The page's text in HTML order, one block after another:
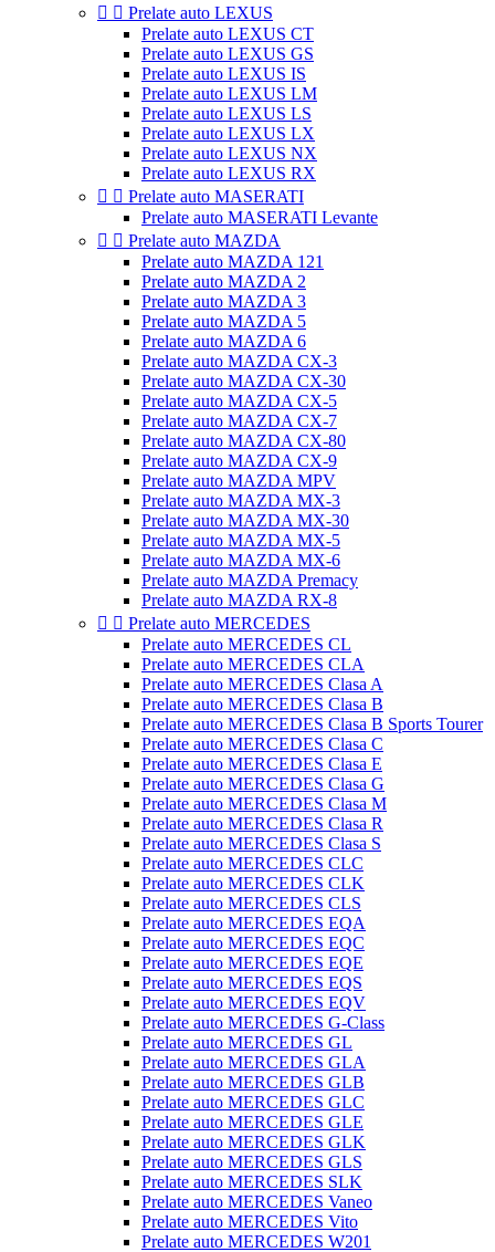
  Prelate auto LEXUS
Prelate auto LEXUS CT
Prelate auto LEXUS GS
Prelate auto LEXUS IS
Prelate auto LEXUS LM
Prelate auto LEXUS LS
Prelate auto LEXUS LX
Prelate auto LEXUS NX
Prelate auto LEXUS RX
  Prelate auto MASERATI
Prelate auto MASERATI Levante
  Prelate auto MAZDA
Prelate auto MAZDA 121
Prelate auto MAZDA 2
Prelate auto MAZDA 3
Prelate auto MAZDA 5
Prelate auto MAZDA 6
Prelate auto MAZDA CX-3
Prelate auto MAZDA CX-30
Prelate auto MAZDA CX-5
Prelate auto MAZDA CX-7
Prelate auto MAZDA CX-80
Prelate auto MAZDA CX-9
Prelate auto MAZDA MPV
Prelate auto MAZDA MX-3
Prelate auto MAZDA MX-30
Prelate auto MAZDA MX-5
Prelate auto MAZDA MX-6
Prelate auto MAZDA Premacy
Prelate auto MAZDA RX-8
  Prelate auto MERCEDES
Prelate auto MERCEDES CL
Prelate auto MERCEDES CLA
Prelate auto MERCEDES Clasa A
Prelate auto MERCEDES Clasa B
Prelate auto MERCEDES Clasa B Sports Tourer
Prelate auto MERCEDES Clasa C
Prelate auto MERCEDES Clasa E
Prelate auto MERCEDES Clasa G
Prelate auto MERCEDES Clasa M
Prelate auto MERCEDES Clasa R
Prelate auto MERCEDES Clasa S
Prelate auto MERCEDES CLC
Prelate auto MERCEDES CLK
Prelate auto MERCEDES CLS
Prelate auto MERCEDES EQA
Prelate auto MERCEDES EQC
Prelate auto MERCEDES EQE
Prelate auto MERCEDES EQS
Prelate auto MERCEDES EQV
Prelate auto MERCEDES G-Class
Prelate auto MERCEDES GL
Prelate auto MERCEDES GLA
Prelate auto MERCEDES GLB
Prelate auto MERCEDES GLC
Prelate auto MERCEDES GLE
Prelate auto MERCEDES GLK
Prelate auto MERCEDES GLS
Prelate auto MERCEDES SLK
Prelate auto MERCEDES Vaneo
Prelate auto MERCEDES Vito
Prelate auto MERCEDES W201